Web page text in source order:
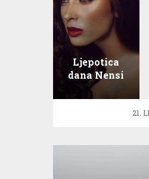
Ljepotica
dana Nensi
voli
ambiciozne
21.